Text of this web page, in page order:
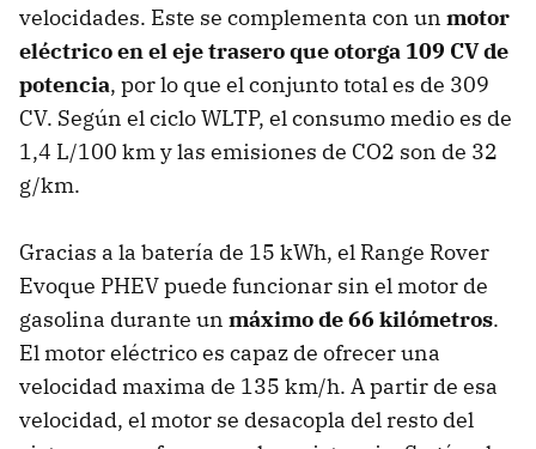
velocidades. Este se complementa con un motor
eléctrico en el eje trasero que otorga 109 CV de
potencia, por lo que el conjunto total es de 309
CV. Según el ciclo WLTP, el consumo medio es de
1,4 L/100 km y las emisiones de CO2 son de 32
g/km.
Gracias a la batería de 15 kWh, el Range Rover
Evoque PHEV puede funcionar sin el motor de
gasolina durante un máximo de 66 kilómetros.
El motor eléctrico es capaz de ofrecer una
velocidad maxima de 135 km/h. A partir de esa
velocidad, el motor se desacopla del resto del